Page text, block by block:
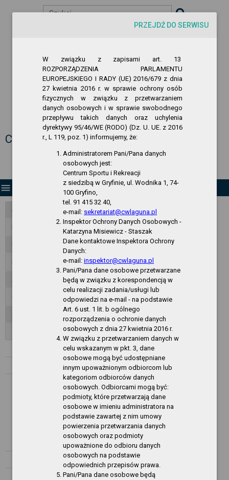
Szukaj
Biuletyn Informacji Publicznej
Centrum Sportu i Rekreacji w Gryfinie
menu
Strona Główna
RODO - klauzula informacyjna
Inspektor ochrony danych
Akty normatywne
Organizacja działania
Zamówienia publiczne - CSIR
Zamówienia o wartości równej lub przekraczającej 130 000
Zamówienia do 130 000 złotych
Plan postępowań o udzielenie zamówień
PRZEJDŹ DO SERWISU
W związku z zapisami art. 13
ROZPORZĄDZENIA PARLAMENTU
EUROPEJSKIEGO I RADY (UE) 2016/679 z dnia
27 kwietnia 2016 r. w sprawie ochrony osób
fizycznych w związku z przetwarzaniem
danych osobowych i w sprawie swobodnego
przepływu takich danych oraz uchylenia
dyrektywy 95/46/WE (RODO) (Dz. U. UE. z 2016
r., L 119, poz. 1) informujemy, że:
Administratorem Pani/Pana danych
osobowych jest:
Centrum Sportu i Rekreacji
z siedzibą w Gryfinie, ul. Wodnika 1, 74-
100 Gryfino,
tel. 91 415 32 40,
e-mail: sekretariat@cwlaguna.pl
Inspektor Ochrony Danych Osobowych -
Katarzyna Misiewicz - Staszak
Dane kontaktowe Inspektora Ochrony
Danych:
e-mail: inspektor@cwlaguna.pl
Pani/Pana dane osobowe przetwarzane
będą w związku z korespondencją w
celu realizacji zadania/usługi lub
odpowiedzi na e-mail - na podstawie
Art. 6 ust. 1 lit. b ogólnego
rozporządzenia o ochronie danych
osobowych z dnia 27 kwietnia 2016 r.
W związku z przetwarzaniem danych w
celu wskazanym w pkt. 3, dane
osobowe mogą być udostępniane
innym upoważnionym odbiorcom lub
kategoriom odbiorców danych
osobowych. Odbiorcami mogą być:
podmioty, które przetwarzają dane
osobowe w imieniu administratora na
podstawie zawartej z nim umowy
powierzenia przetwarzania danych
osobowych oraz podmioty
upoważnione do odbioru danych
osobowych na podstawie
odpowiednich przepisów prawa.
Pani/Pana dane osobowe będą